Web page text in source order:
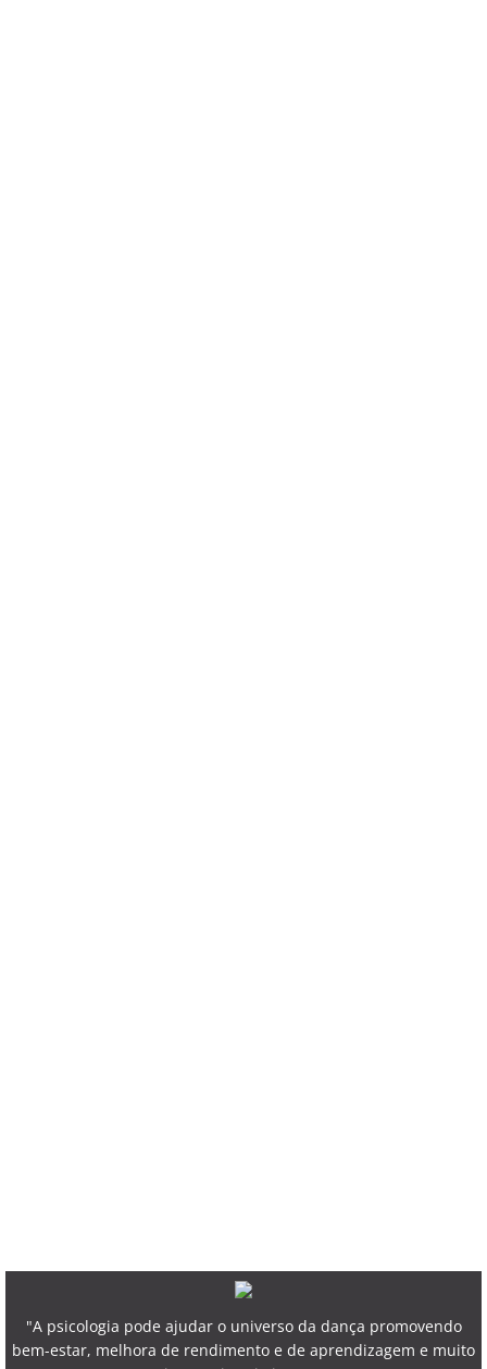
"A psicologia pode ajudar o universo da dança promovendo
bem-estar, melhora de rendimento e de aprendizagem e muito